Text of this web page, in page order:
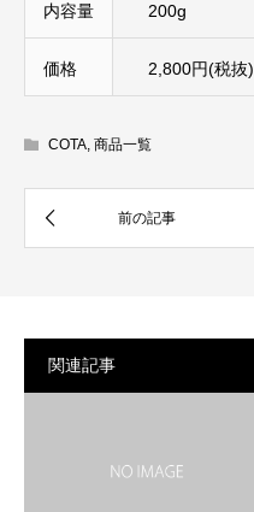
内容量 200g
価格 2,800円(税抜)
COTA, 商品一覧
関連記事